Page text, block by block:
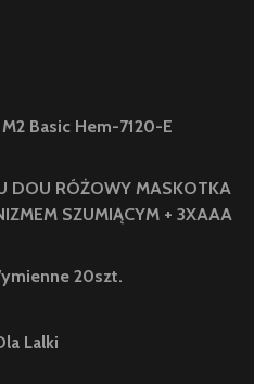
Basic Hem-7120-E
DOU RÓŻOWY MASKOTKA
SZUMIĄCYM + 3XAAA
20szt.
Lalki